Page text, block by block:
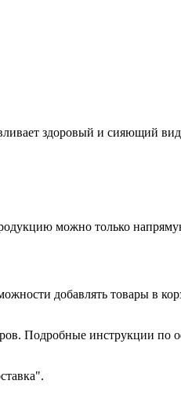
здоровый и сияющий
можно только
добавлять товары в
Подробные инструкции по